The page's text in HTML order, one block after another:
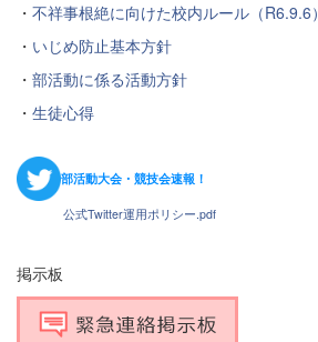
・ 不祥事根絶に向けた校内ルール（R6.9.6）
・ いじめ防止基本方針
・ 部活動に係る活動方針
・ 生徒心得
部活動大会・競技会速報！
公式Twitter運用ポリシー.pdf
掲示板